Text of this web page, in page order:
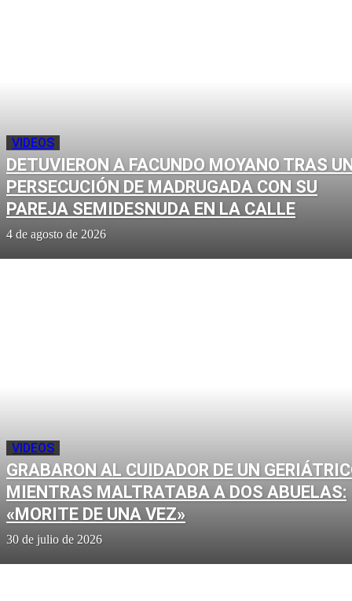
VIDEOS
DETUVIERON A FACUNDO MOYANO TRAS
PERSECUCIÓN DE MADRUGADA CON SU
PAREJA SEMIDESNUDA EN LA CALLE
4 de agosto de 2026
VIDEOS
GRABARON AL CUIDADOR DE UN
MIENTRAS MALTRATABA A DOS ABUELAS:
«MORITE DE UNA VEZ»
30 de julio de 2026